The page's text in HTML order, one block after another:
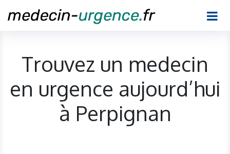
Trouvez un medecin
en urgence aujourd’hui
à Perpignan